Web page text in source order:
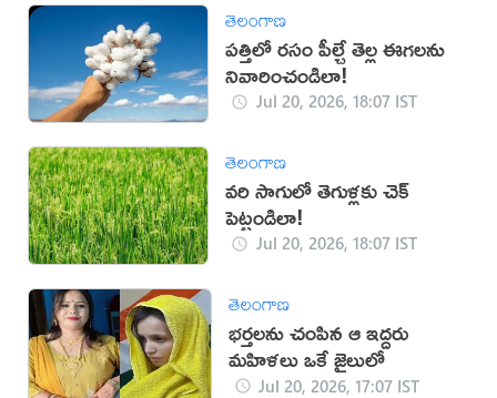
తెలంగాణ
పత్తిలో రసం పీల్చే తెల్ల ఈగలను
నివారించండిలా!
Jul 20, 2026, 18:07 IST
తెలంగాణ
వరి సాగులో తెగుళ్లకు చెక్
పెట్టండిలా!
Jul 20, 2026, 18:07 IST
తెలంగాణ
భర్తలను చంపిన ఆ ఇద్దరు
మహిళలు ఒకే జైలులో
Jul 20, 2026, 17:07 IST